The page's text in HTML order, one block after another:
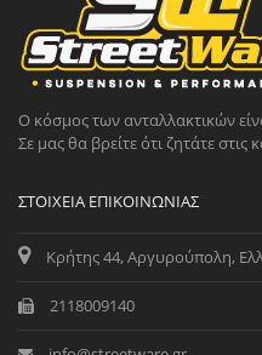
Ο κόσμος των ανταλλακτικών
Σε μας θα βρείτε ότι ζητάτε στις
ΣΤΟΙΧΕΊΑ ΕΠΙΚΟΙΝΩΝΊΑΣ
Κρήτης 44, Αργυρούπολη,
2118009140